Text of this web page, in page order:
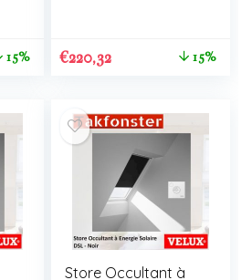
15% €220,32 15%
Store Occultant à